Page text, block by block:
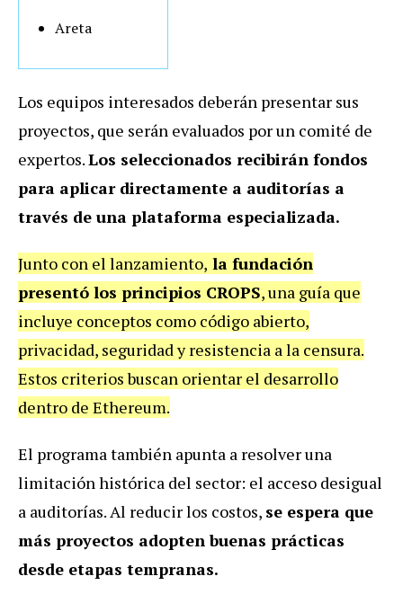
Areta
Los equipos interesados deberán presentar sus
proyectos, que serán evaluados por un comité de
expertos.Los seleccionados recibirán fondos
para aplicar directamente a auditorías a
través de una plataforma especializada.
Junto con el lanzamiento, la fundación
presentó los principios CROPS, una guía que
incluye conceptos como código abierto,
privacidad, seguridad y resistencia a la censura.
Estos criterios buscan orientar el desarrollo
dentro de Ethereum.
El programa también apunta a resolver una
limitación histórica del sector: el acceso desigual
a auditorías. Al reducir los costos, se espera que
más proyectos adopten buenas prácticas
desde etapas tempranas.